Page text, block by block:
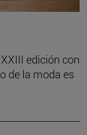
edición con
de la moda es